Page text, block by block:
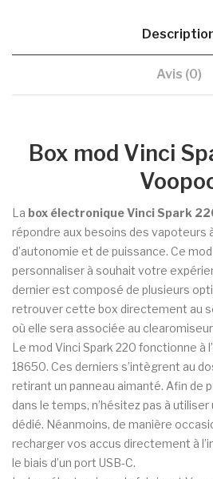
Avis (0)
Box mod Vinci
La box électronique Vinci Spark
répondre aux besoins des vapoteurs
d’autonomie et de puissance. Ce
personnaliser à souhait votre
dernier est composé de plusieurs
retrouver cette box directement au
où elle sera associée au
Le mod Vinci Spark 220 fonctionne à
18650. Ces derniers s’intègrent au
retirant un panneau aimanté. Afin de
dans le temps, n’hésitez pas à
dédié. Néanmoins, de manière
recharger vos accus directement à
le biais d’un port USB-C.